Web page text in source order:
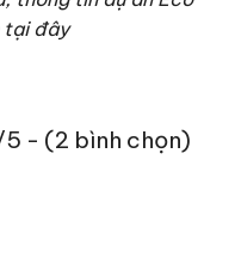
tại đây
- (2 bình chọn)